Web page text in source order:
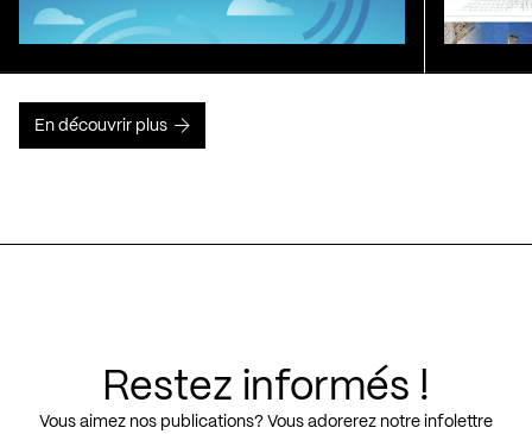
En découvrir plus
Restez informés !
Vous aimez nos publications? Vous adorerez notre infolettre